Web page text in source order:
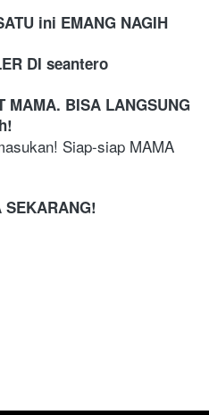
ini EMANG NAGIH
DI seantero
MAMA. BISA LANGSUNG
Siap-siap MAMA
SEKARANG!